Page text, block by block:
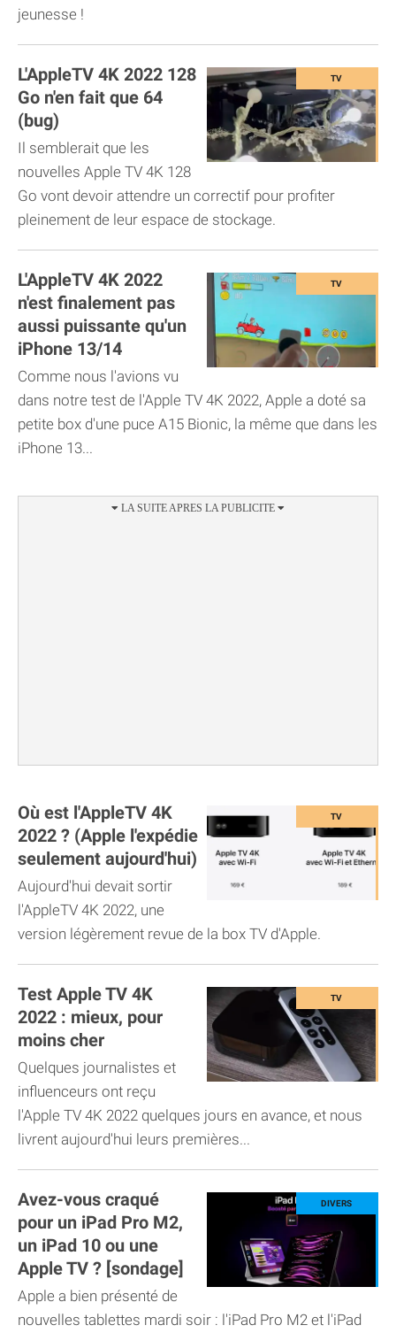
jeunesse !
L'AppleTV 4K 2022 128
Go n'en fait que 64
(bug)
Il semblerait que les
nouvelles Apple TV 4K 128
Go vont devoir attendre un correctif pour profiter
pleinement de leur espace de stockage.
L'AppleTV 4K 2022
n'est finalement pas
aussi puissante qu'un
iPhone 13/14
Comme nous l'avions vu
dans notre test de l'Apple TV 4K 2022, Apple a doté sa
petite box d'une puce A15 Bionic, la même que dans les
iPhone 13...
Où est l'AppleTV 4K
2022 ? (Apple l'expédie
seulement aujourd'hui)
Aujourd'hui devait sortir
l'AppleTV 4K 2022, une
version légèrement revue de la box TV d'Apple.
Test Apple TV 4K
2022 : mieux, pour
moins cher
Quelques journalistes et
influenceurs ont reçu
l'Apple TV 4K 2022 quelques jours en avance, et nous
livrent aujourd'hui leurs premières...
Avez-vous craqué
pour un iPad Pro M2,
un iPad 10 ou une
Apple TV ? [sondage]
Apple a bien présenté de
nouvelles tablettes mardi soir : l'iPad Pro M2 et l'iPad